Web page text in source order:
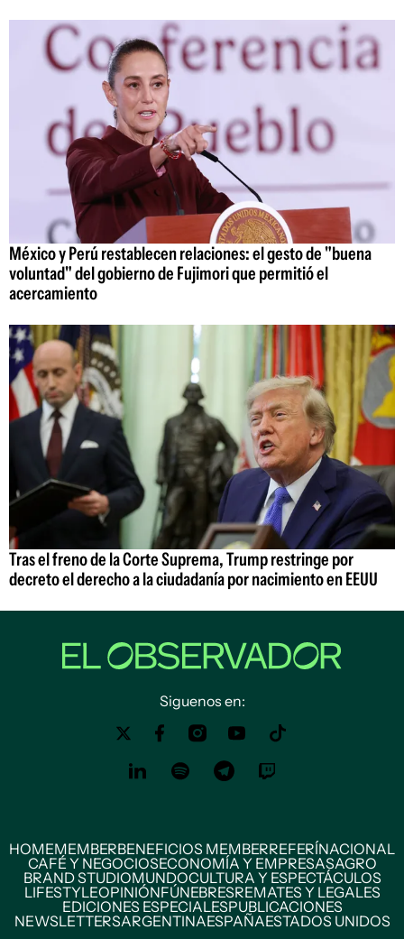
México y Perú restablecen relaciones: el gesto de "buena
voluntad" del gobierno de Fujimori que permitió el
acercamiento
Tras el freno de la Corte Suprema, Trump restringe por
decreto el derecho a la ciudadanía por nacimiento en EEUU
Siguenos en:
HOMEMEMBERBENEFICIOS MEMBERREFERÍNACIONAL
CAFÉ Y NEGOCIOSECONOMÍA Y EMPRESASAGRO
BRAND STUDIOMUNDOCULTURA Y ESPECTÁCULOS
LIFESTYLEOPINIÓNFÚNEBRESREMATES Y LEGALES
EDICIONES ESPECIALESPUBLICACIONES
NEWSLETTERSARGENTINAESPAÑAESTADOS UNIDOS